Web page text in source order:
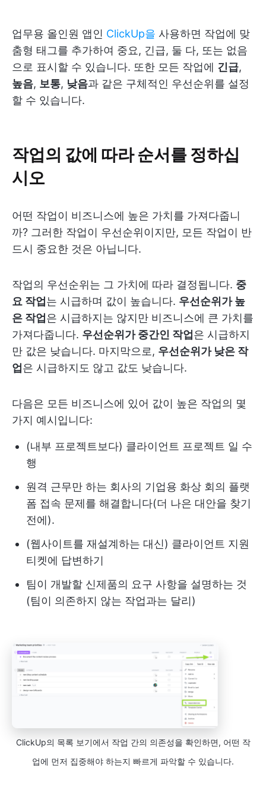
업무용 올인원 앱인 ClickUp을 사용하면 작업에 맞
춤형 태그를 추가하여 중요, 긴급, 둘 다, 또는 없음
으로 표시할 수 있습니다. 또한 모든 작업에 긴급,
높음, 보통, 낮음과 같은 구체적인 우선순위를 설정
할 수 있습니다.
작업의 값에 따라 순서를 정하십
시오
어떤 작업이 비즈니스에 높은 가치를 가져다줍니
까? 그러한 작업이 우선순위이지만, 모든 작업이 반
드시 중요한 것은 아닙니다.
작업의 우선순위는 그 가치에 따라 결정됩니다. 중
요 작업는 시급하며 값이 높습니다. 우선순위가 높
은 작업은 시급하지는 않지만 비즈니스에 큰 가치를
가져다줍니다. 우선순위가 중간인 작업은 시급하지
만 값은 낮습니다. 마지막으로, 우선순위가 낮은 작
업은 시급하지도 않고 값도 낮습니다.
다음은 모든 비즈니스에 있어 값이 높은 작업의 몇
가지 예시입니다:
(내부 프로젝트보다) 클라이언트 프로젝트 일 수
행
원격 근무만 하는 회사의 기업용 화상 회의 플랫
폼 접속 문제를 해결합니다(더 나은 대안을 찾기
전에).
(웹사이트를 재설계하는 대신) 클라이언트 지원
티켓에 답변하기
팀이 개발할 신제품의 요구 사항을 설명하는 것
(팀이 의존하지 않는 작업과는 달리)
ClickUp의 목록 보기에서 작업 간의 의존성을 확인하면, 어떤 작
업에 먼저 집중해야 하는지 빠르게 파악할 수 있습니다.